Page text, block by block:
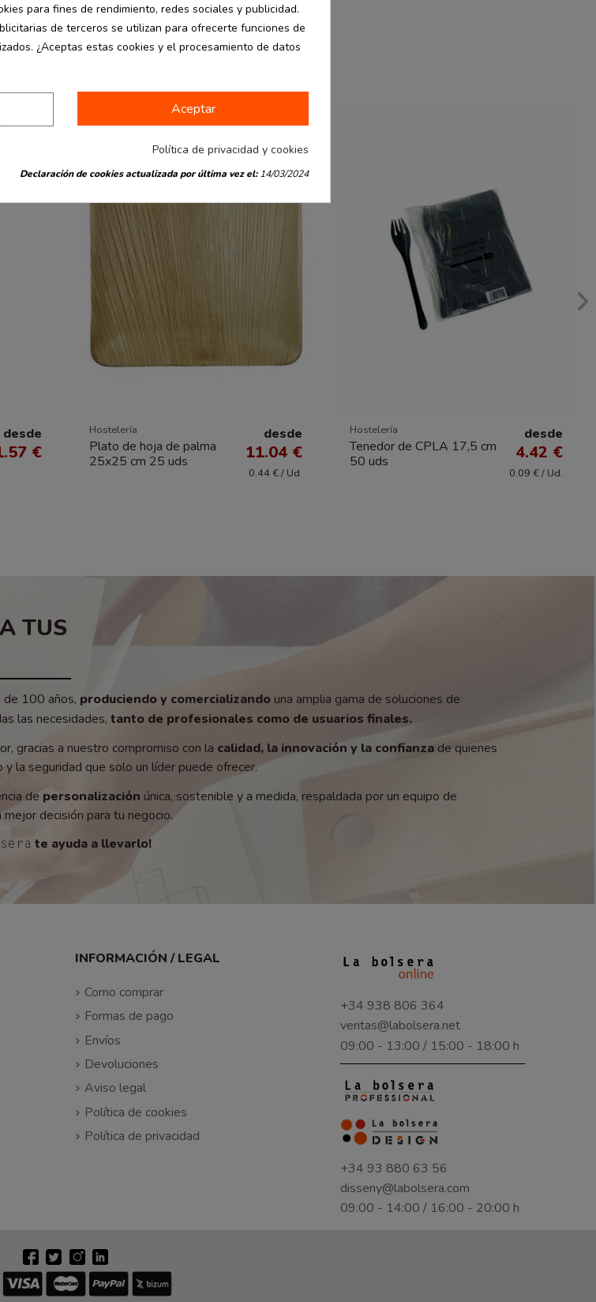
desde
€
Hostelería
Plato de hoja de palma
25x25 cm 25 uds
desde
11.04 €
0.44 € / Ud.
Hostelería
Tenedor de CPLA 17,5 cm
50 uds
desde
4.42 €
0.09 € / Ud.
TUS
de 100 años, produciendo y comercializando una amplia gama de soluciones de
las necesidades, tanto de profesionales como de usuarios finales.
gracias a nuestro compromiso con la calidad, la innovación y la confianzade quienes
la seguridad que solo un líder puede ofrecer.
de personalización única, sostenible y a medida, respaldada por un equipo de
decisión para tu negocio.
te ayuda a llevarlo!
INFORMACIÓN / LEGAL
Como comprar
Formas de pago
Envíos
Devoluciones
Aviso legal
Política de cookies
Política de privacidad
+34 938 806 364
ventas@labolsera.net
09:00 - 13:00 / 15:00 - 18:00 h
+34 93 880 63 56
disseny@labolsera.com
09:00 - 14:00 / 16:00 - 20:00 h
para fines de rendimiento, redes sociales y publicidad.
de terceros se utilizan para ofrecerte funciones de
¿Aceptas estas cookies y el procesamiento de datos
Aceptar
Política de privacidad y cookies
Declaración de cookies actualizada por última vez el:14/03/2024